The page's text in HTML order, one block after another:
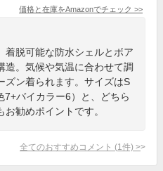
価格と在庫をAmazonでチェック >>
着脱可能な防水シェルとボア
造。気候や気温に合わせて調
ズン着られます。サイズはS
7+バイカラー6）と、どちら
勧めポイントです。
全てのおすすめコメント (1 件) >